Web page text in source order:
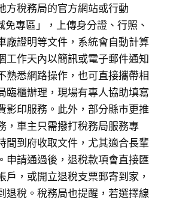
方稅務局的官方網站或行動
免專區」，上傳身分證、行照、
廠證明等文件，系統會自動計算
工作天內以簡訊或電子郵件通知
熟悉網路操作，也可直接攜帶相
臨櫃辦理，現場有專人協助填寫
影印服務。此外，部分縣市更推
，車主只需撥打稅務局服務專
間到府收取文件，尤其適合長輩
申請通過後，退稅款項會直接匯
戶，或開立退稅支票郵寄到家，
退稅。稅務局也提醒，若選擇線